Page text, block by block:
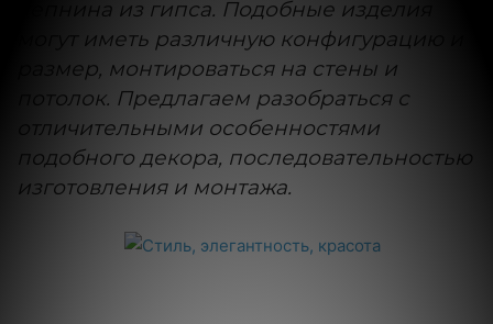
лепнина из гипса. Подобные изделия
могут иметь различную конфигурацию и
размер, монтироваться на стены и
потолок. Предлагаем разобраться с
отличительными особенностями
подобного декора, последовательностью
изготовления и монтажа.